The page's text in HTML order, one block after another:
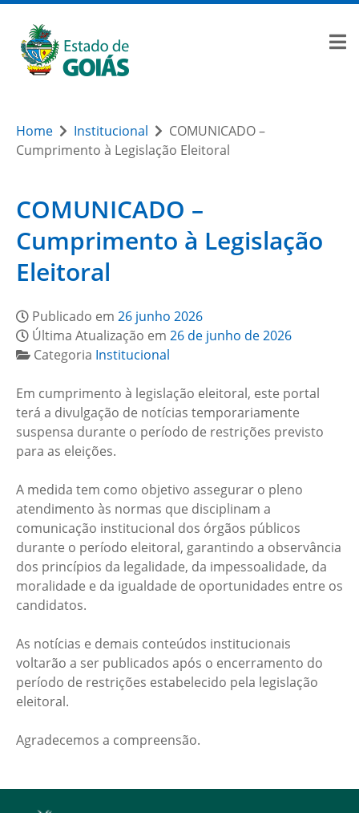
Home Institucional
COMUNICADO –
Cumprimento à Legislação Eleitoral
COMUNICADO –
Cumprimento à Legislação
Eleitoral
Publicado em 26 junho 2026
Última Atualização em 26 de junho de 2026
Categoria Institucional
Em cumprimento à legislação eleitoral, este portal
terá a divulgação de notícias temporariamente
suspensa durante o período de restrições previsto
para as eleições.
A medida tem como objetivo assegurar o pleno
atendimento às normas que disciplinam a
comunicação institucional dos órgãos públicos
durante o período eleitoral, garantindo a observância
dos princípios da legalidade, da impessoalidade, da
moralidade e da igualdade de oportunidades entre os
candidatos.
As notícias e demais conteúdos institucionais
voltarão a ser publicados após o encerramento do
período de restrições estabelecido pela legislação
eleitoral.
Agradecemos a compreensão.